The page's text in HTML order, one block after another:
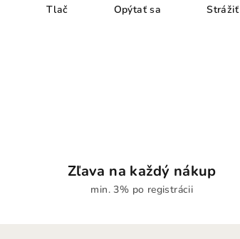
Tlač Opýtať sa Strážiť
Zľava na každý nákup
min. 3% po registrácii